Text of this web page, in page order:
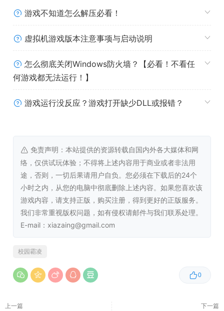
游戏不知道怎么解压必看！
虚拟机游戏版本注意事项与启动说明
怎么彻底关闭Windows防火墙？【必看！不看任
何游戏都无法运行！】
游戏运行没反应？游戏打开缺少DLL或报错？
免责声明：本站提供的资源转载自国内外各大媒体和网
络，仅供试玩体验；不得将上述内容用于商业或者非法用
途，否则，一切后果请用户自负。您必须在下载后的24个
小时之内，从您的电脑中彻底删除上述内容。如果您喜欢该
游戏内容，请支持正版，购买注册，得到更好的正版服务。
我们非常重视版权问题，如有侵权请邮件与我们联系处理。
E-mail：xiazaing@gmail.com
0
校园霸凌
上一篇 下一篇